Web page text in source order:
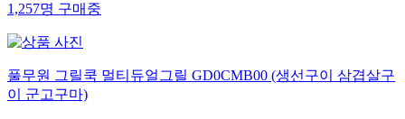
1,257명 구매중
풀무원 그릴쿡 멀티듀얼그릴 GD0CMB00 (생선구이 삼겹살구
이 군고구마)